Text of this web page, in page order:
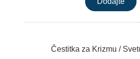
Čestitka za Krizmu /